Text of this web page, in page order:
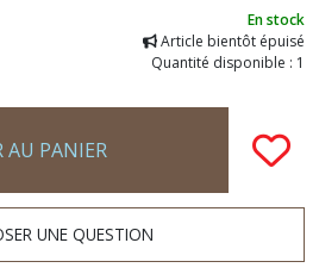
En stock
Article bientôt épuisé
Quantité disponible : 1
AU PANIER
UNE QUESTION